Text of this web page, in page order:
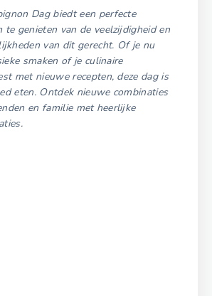
Dag biedt een perfecte
te genieten van de veelzijdigheid en
van dit gerecht. Of je nu
smaken of je culinaire
met nieuwe recepten, deze dag is
eten. Ontdek nieuwe combinaties
en familie met heerlijke